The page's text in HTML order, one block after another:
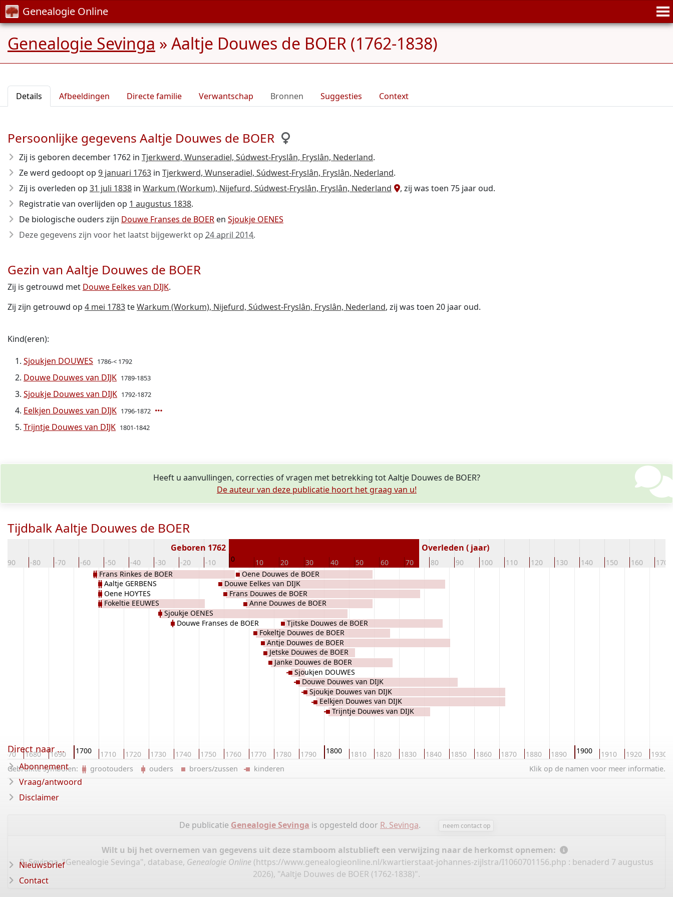
Genealogie Online
Genealogie Sevinga » Aaltje Douwes de BOER (1762-1838)
Details Afbeeldingen Directe familie Verwantschap Bronnen Suggesties Context
Persoonlijke gegevens Aaltje Douwes de BOER
Zij is geboren december 1762 in Tjerkwerd, Wunseradiel, Súdwest-Fryslân, Fryslân, Nederland.
Ze werd gedoopt op 9 januari 1763 in Tjerkwerd, Wunseradiel, Súdwest-Fryslân, Fryslân, Nederland.
Zij is overleden op 31 juli 1838 in Warkum (Workum), Nijefurd, Súdwest-Fryslân, Fryslân, Nederland
, zij was toen 75 jaar oud.
Registratie van overlijden op 1 augustus 1838.
De biologische ouders zijn Douwe Franses de BOER en Sjoukje OENES
Deze gegevens zijn voor het laatst bijgewerkt op 24 april 2014.
Gezin van Aaltje Douwes de BOER
Zij is getrouwd met Douwe Eelkes van DIJK.
Zij zijn getrouwd op 4 mei 1783teWarkum (Workum), Nijefurd, Súdwest-Fryslân, Fryslân, Nederland, zij was toen 20 jaar oud.
Kind(eren):
Sjoukjen DOUWES 1786-< 1792
Douwe Douwes van DIJK 1789-1853
Sjoukje Douwes van DIJK 1792-1872
Eelkjen Douwes van DIJK 1796-1872
Trijntje Douwes van DIJK 1801-1842
Heeft u aanvullingen, correcties of vragen met betrekking tot Aaltje Douwes de BOER?
De auteur van deze publicatie hoort het graag van u!
Tijdbalk Aaltje Douwes de BOER
-90 -80 -70 -60 -50 -40 -30 -20 -10 0 10 20 30 40 50 60 70 80 90 100 110 120 130 140 150 160 170
Geboren 1762 Overleden ( jaar)
1670 1680 1690 1700 1710 1720 1730 1740 1750 1760 1770 1780 1790 1800 1810 1820 1830 1840 1850 1860 1870 1880 1890 1900 1910 1920 1930
Frans Rinkes de BOER
Aaltje GERBENS
Oene HOYTES
Fokeltie EEUWES
Sjoukje OENES
Douwe Franses de BOER
Douwe Eelkes van DIJK
Frans Douwes de BOER
Oene Douwes de BOER
Anne Douwes de BOER
Fokeltje Douwes de BOER
Antje Douwes de BOER
Jetske Douwes de BOER
Janke Douwes de BOER
Tjitske Douwes de BOER
Sjoukjen DOUWES
Douwe Douwes van DIJK
Sjoukje Douwes van DIJK
Eelkjen Douwes van DIJK
Trijntje Douwes van DIJK
Klik op de namen voor meer informatie.
Gebruikte symbolen: grootouders ouders broers/zussen kinderen
De publicatie Genealogie Sevinga is opgesteld door R. Sevinga. neem contact op
Wilt u bij het overnemen van gegevens uit deze stamboom alstublieft een verwijzing naar de herkomst opnemen:
R. Sevinga, "Genealogie Sevinga", database, Genealogie Online (https://www.genealogieonline.nl/kwartierstaat-johannes-zijlstra/I1060701156.php : benaderd 7 augustus
2026), "Aaltje Douwes de BOER (1762-1838)".
Direct naar ...
Abonnement
Vraag/antwoord
Disclaimer
Nieuwsbrief
Contact